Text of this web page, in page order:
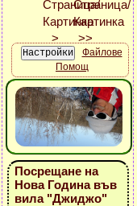
Файлове
Помощ
Посрещане на
Нова Година във
вила "Джиджо"